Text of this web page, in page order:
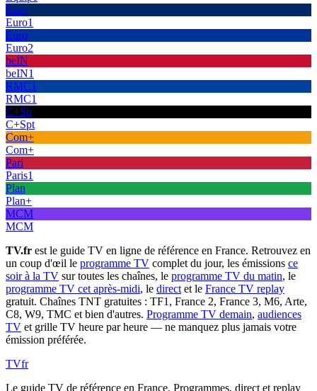
Euro
Euro1
Euro
Euro2
beIN
beIN1
RMC1
RMC1
C+Sp
C+Spt
Com+
Com+
Pari
Paris1
Plan
Plan+
MCM
MCM
TV.fr est le guide TV en ligne de référence en France. Retrouvez en
un coup d'œil le programme TV complet du jour, les émissions ce
soir à la TV sur toutes les chaînes, le programme TV du matin, le
programme TV cet après-midi, le direct et le France TV replay
gratuit. Chaînes TNT gratuites : TF1, France 2, France 3, M6, Arte,
C8, W9, TMC et bien d'autres. Programme TV demain, audiences
TV et grille TV heure par heure — ne manquez plus jamais votre
émission préférée.
TVfr
Le guide TV de référence en France. Programmes, direct et replay